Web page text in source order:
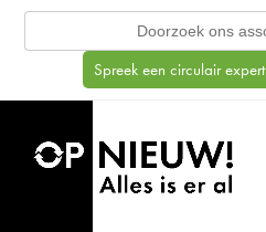
Search
Spreek een circulair expert